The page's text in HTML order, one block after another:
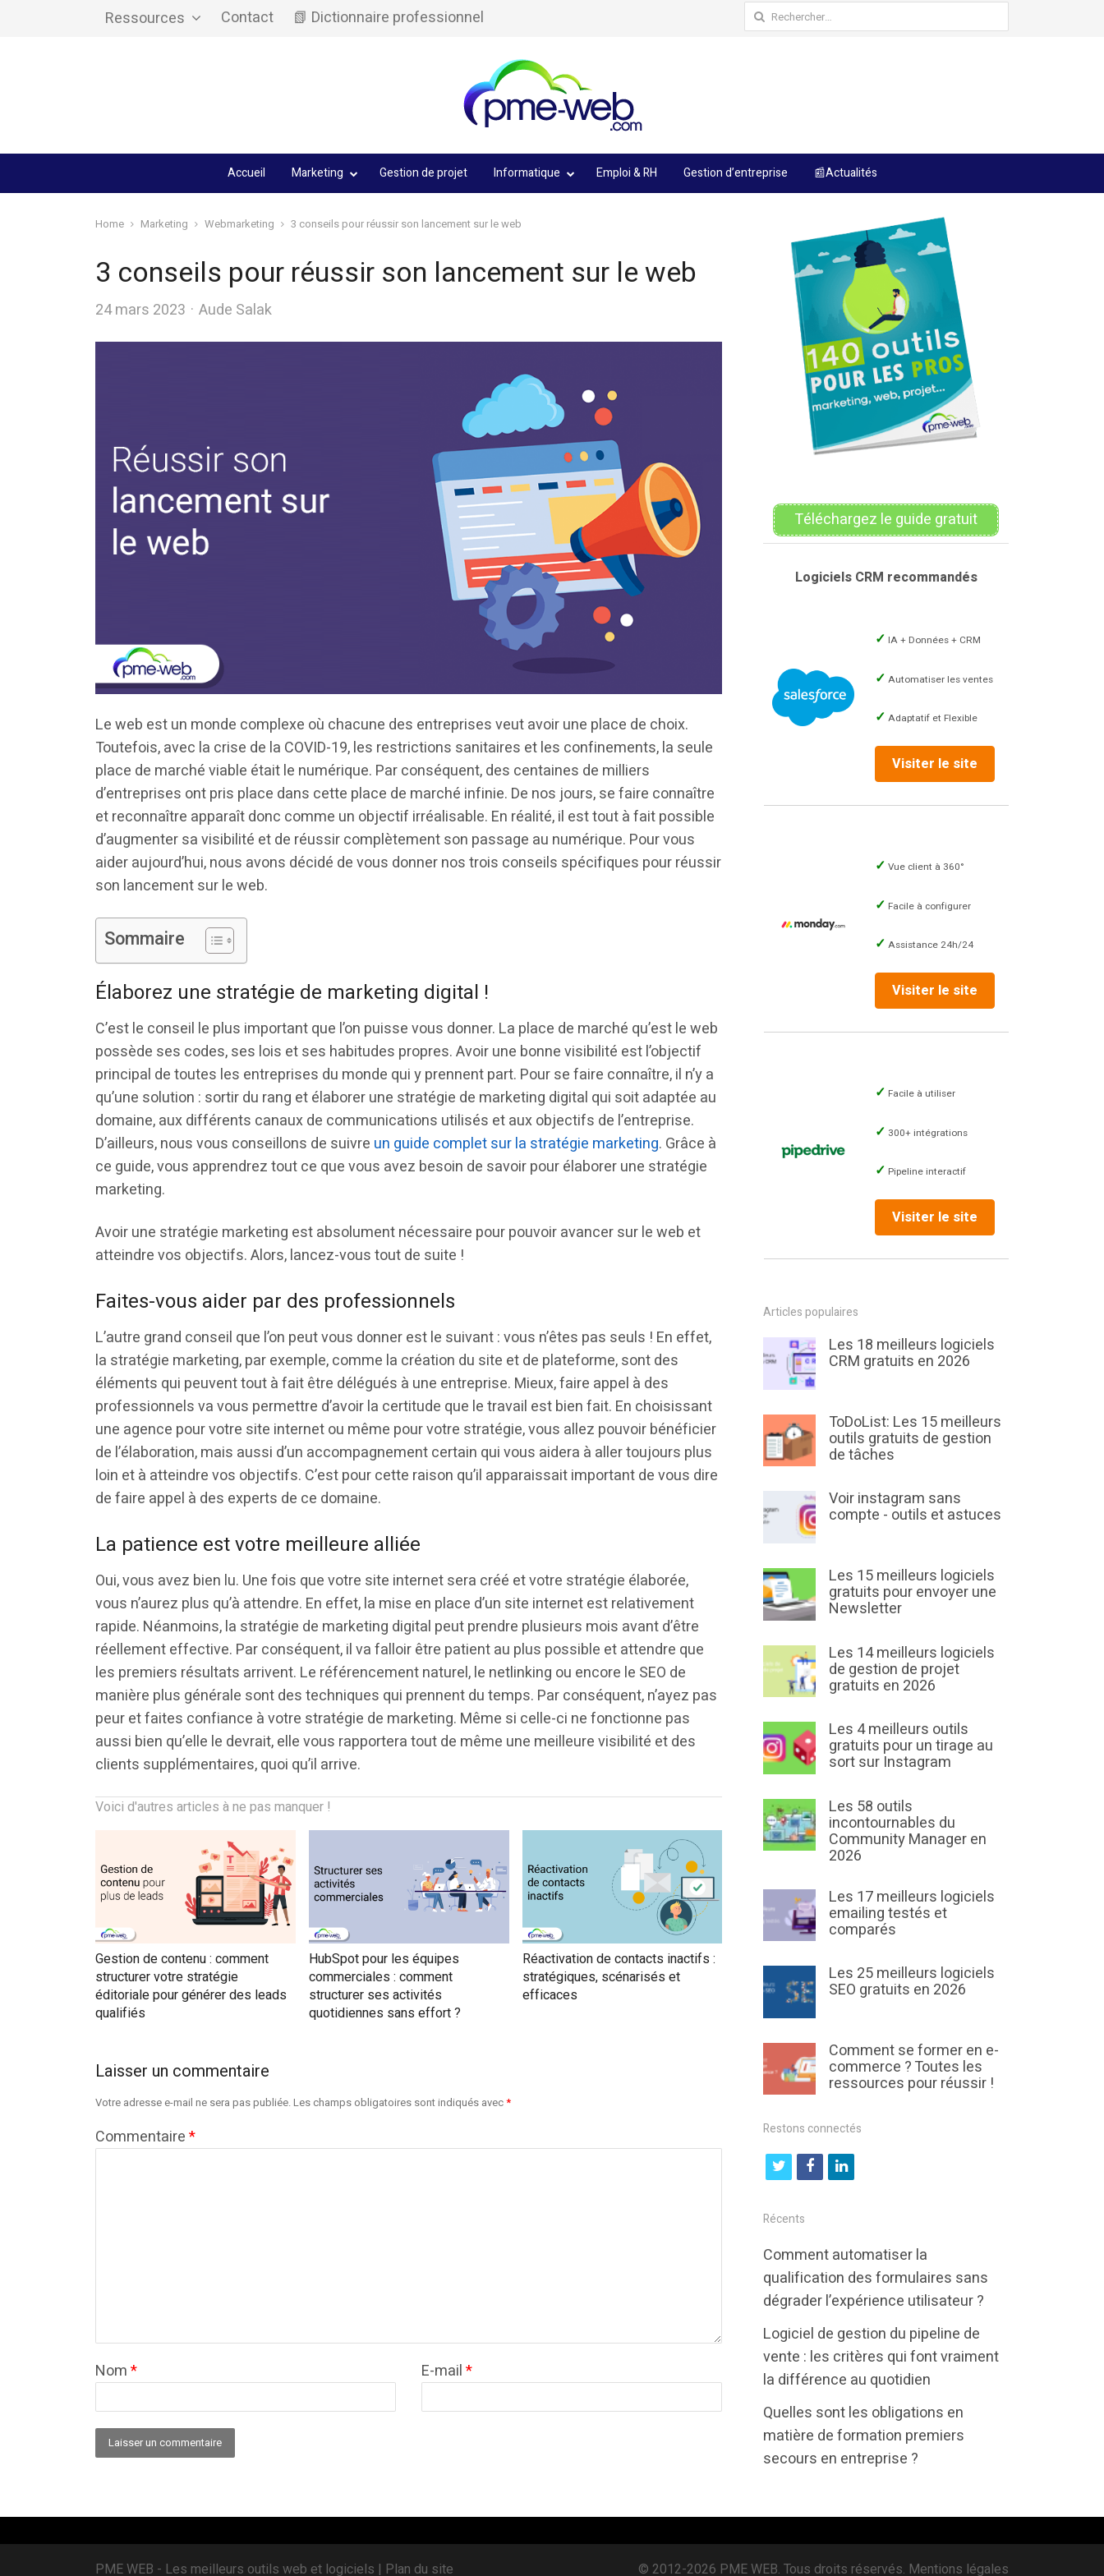
Ressources Contact 📗 Dictionnaire professionnel Rechercher :
Accueil Marketing Gestion de projet Informatique Emploi & RH Gestion d’entreprise 📰Actualités
Home Marketing Webmarketing 3 conseils pour réussir son lancement sur le web
3 conseils pour réussir son lancement sur le web
24 mars 2023 Author
Aude Salak
Le web est un monde complexe où chacune des entreprises veut avoir une place de choix.
Toutefois, avec la crise de la COVID-19, les restrictions sanitaires et les confinements, la seule
place de marché viable était le numérique. Par conséquent, des centaines de milliers
d’entreprises ont pris place dans cette place de marché infinie. De nos jours, se faire connaître
et reconnaître apparaît donc comme un objectif irréalisable. En réalité, il est tout à fait possible
d’augmenter sa visibilité et de réussir complètement son passage au numérique. Pour vous
aider aujourd’hui, nous avons décidé de vous donner nos trois conseils spécifiques pour réussir
son lancement sur le web.
Sommaire
Élaborez une stratégie de marketing digital !
C’est le conseil le plus important que l’on puisse vous donner. La place de marché qu’est le web
possède ses codes, ses lois et ses habitudes propres. Avoir une bonne visibilité est l’objectif
principal de toutes les entreprises du monde qui y prennent part. Pour se faire connaître, il n’y a
qu’une solution : sortir du rang et élaborer une stratégie de marketing digital qui soit adaptée au
domaine, aux différents canaux de communications utilisés et aux objectifs de l’entreprise.
D’ailleurs, nous vous conseillons de suivre un guide complet sur la stratégie marketing. Grâce à
ce guide, vous apprendrez tout ce que vous avez besoin de savoir pour élaborer une stratégie
marketing.
Avoir une stratégie marketing est absolument nécessaire pour pouvoir avancer sur le web et
atteindre vos objectifs. Alors, lancez-vous tout de suite !
Faites-vous aider par des professionnels
L’autre grand conseil que l’on peut vous donner est le suivant : vous n’êtes pas seuls ! En effet,
la stratégie marketing, par exemple, comme la création du site et de plateforme, sont des
éléments qui peuvent tout à fait être délégués à une entreprise. Mieux, faire appel à des
professionnels va vous permettre d’avoir la certitude que le travail est bien fait. En choisissant
une agence pour votre site internet ou même pour votre stratégie, vous allez pouvoir bénéficier
de l’élaboration, mais aussi d’un accompagnement certain qui vous aidera à aller toujours plus
loin et à atteindre vos objectifs. C’est pour cette raison qu’il apparaissait important de vous dire
de faire appel à des experts de ce domaine.
La patience est votre meilleure alliée
Oui, vous avez bien lu. Une fois que votre site internet sera créé et votre stratégie élaborée,
vous n’aurez plus qu’à attendre. En effet, la mise en place d’un site internet est relativement
rapide. Néanmoins, la stratégie de marketing digital peut prendre plusieurs mois avant d’être
réellement effective. Par conséquent, il va falloir être patient au plus possible et attendre que
les premiers résultats arrivent. Le référencement naturel, le netlinking ou encore le SEO de
manière plus générale sont des techniques qui prennent du temps. Par conséquent, n’ayez pas
peur et faites confiance à votre stratégie de marketing. Même si celle-ci ne fonctionne pas
aussi bien qu’elle le devrait, elle vous rapportera tout de même une meilleure visibilité et des
clients supplémentaires, quoi qu’il arrive.
Voici d'autres articles à ne pas manquer !
Gestion de contenu : comment
structurer votre stratégie
éditoriale pour générer des leads
qualifiés
HubSpot pour les équipes
commerciales : comment
structurer ses activités
quotidiennes sans effort ?
Réactivation de contacts inactifs :
stratégiques, scénarisés et
efficaces
Laisser un commentaire
Votre adresse e-mail ne sera pas publiée.Les champs obligatoires sont indiqués avec*
Commentaire*
Nom* E-mail*
Téléchargez le guide gratuit
Logiciels CRM recommandés
IA + Données + CRM
Automatiser les ventes
Adaptatif et Flexible
Visiter le site
Vue client à 360°
Facile à configurer
Assistance 24h/24
Visiter le site
Facile à utiliser
300+ intégrations
Pipeline interactif
Visiter le site
Articles populaires
Les 18 meilleurs logiciels
CRM gratuits en 2026
ToDoList: Les 15 meilleurs
outils gratuits de gestion
de tâches
Voir instagram sans
compte - outils et astuces
Les 15 meilleurs logiciels
gratuits pour envoyer une
Newsletter
Les 14 meilleurs logiciels
de gestion de projet
gratuits en 2026
Les 4 meilleurs outils
gratuits pour un tirage au
sort sur Instagram
Les 58 outils
incontournables du
Community Manager en
2026
Les 17 meilleurs logiciels
emailing testés et
comparés
Les 25 meilleurs logiciels
SEO gratuits en 2026
Comment se former en e-
commerce ? Toutes les
ressources pour réussir !
Restons connectés
t
i
t
e
r
f
b
o
k
l
k
e
d
n
Récents
Comment automatiser la
qualification des formulaires sans
dégrader l’expérience utilisateur ?
Logiciel de gestion du pipeline de
vente : les critères qui font vraiment
la différence au quotidien
Quelles sont les obligations en
matière de formation premiers
secours en entreprise ?
PME WEB - Les meilleurs outils web et logiciels | Plan du site © 2012-2026 PME WEB. Tous droits réservés. Mentions légales